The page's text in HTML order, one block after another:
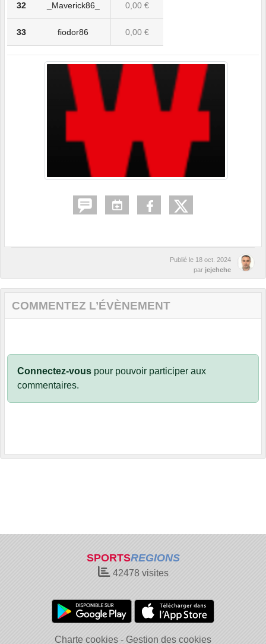
32 _Maverick86_ 0,00 €
33 fiodor86 0,00 €
Publié le 18 oct. 2024
par jejehehe
COMMENTEZ L’ÉVÈNEMENT
Connectez-vous pour pouvoir participer aux
commentaires.
SPORTSREGIONS
42478visites
Charte cookies Gestion des cookies